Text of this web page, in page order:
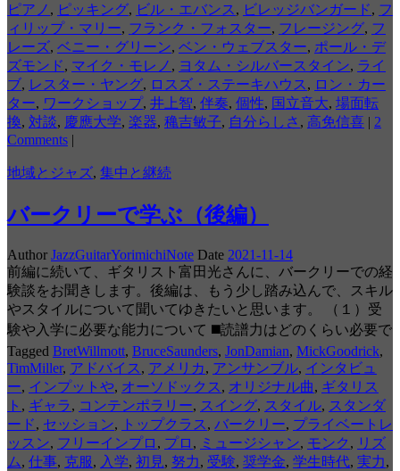
ピアノ , ピッキング, ビル・エバンス , ビレッジバンガード, フ
ィリップ・マリー, フランク・フォスター, フレージング, フ
レーズ, ベニー・グリーン, ベン・ウェブスター, ポール・デ
ズモンド, マイク・モレノ , ヨタム・シルバースタイン, ライ
ブ, レスター・ヤング, ロスズ・ステーキハウス , ロン・カー
ター, ワークショップ, 井上智, 伴奏, 個性, 国立音大, 場面転
換, 対談, 慶應大学, 楽器, 穐吉敏子, 自分らしさ , 高免信喜 | 2
Comments |
地域とジャズ, 集中と継続
バークリーで学ぶ（後編）
Author JazzGuitarYorimichiNote Date 2021-11-14
前編に続いて、ギタリスト富田光さんに、バークリーでの経
験談をお聞きします。後編は、もう少し踏み込んで、スキル
やスタイルについて聞いてゆきたいと思います。 （１）受
験や入学に必要な能力について ◼️読譜力はどのくらい必要で
Tagged BretWillmott, BruceSaunders, JonDamian, MickGoodrick,
TimMiller, アドバイス , アメリカ, アンサンブル, インタビュ
ー, インプットや, オーソドックス , オリジナル曲, ギタリス
ト , ギャラ, コンテンポラリー, スイング, スタイル, スタンダ
ード, セッション, トップクラス , バークリー, プライベートレ
ッスン, フリーインプロ , プロ , ミュージシャン, モンク , リズ
ム, 仕事, 克服, 入学, 初見, 努力, 受験, 奨学金, 学生時代, 実力,